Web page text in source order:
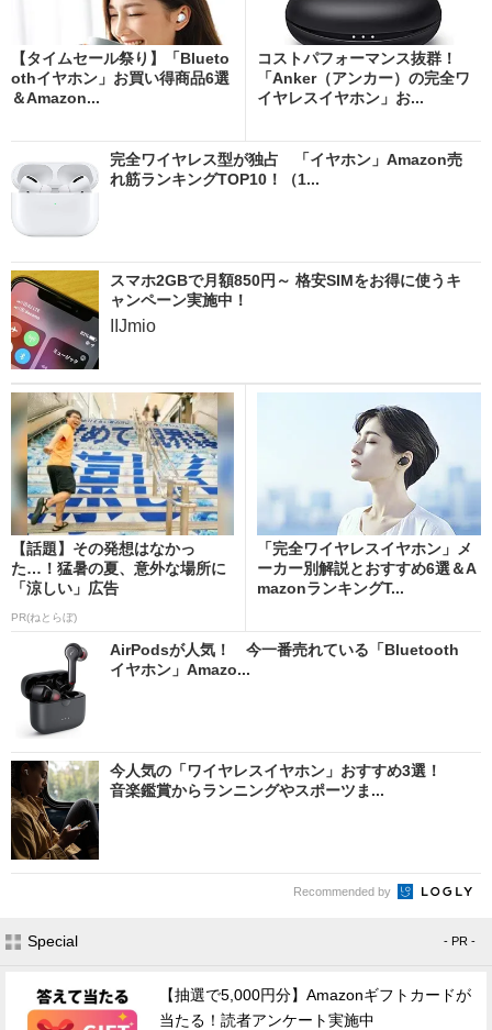
【タイムセール祭り】「Blueto
othイヤホン」お買い得商品6選
＆Amazon...
コストパフォーマンス抜群！
「Anker（アンカー）の完全ワ
イヤレスイヤホン」お...
完全ワイヤレス型が独占 「イヤホン」Amazon売
れ筋ランキングTOP10！（1...
スマホ2GBで月額850円～ 格安SIMをお得に使うキ
ャンペーン実施中！
IIJmio
【話題】その発想はなかっ
た…！猛暑の夏、意外な場所に
「涼しい」広告
PR(ねとらぼ)
「完全ワイヤレスイヤホン」メ
ーカー別解説とおすすめ6選＆A
mazonランキングT...
AirPodsが人気！ 今一番売れている「Bluetooth
イヤホン」Amazo...
今人気の「ワイヤレスイヤホン」おすすめ3選！
音楽鑑賞からランニングやスポーツま...
Recommended by
Special - PR -
【抽選で5,000円分】Amazonギフトカードが
当たる！読者アンケート実施中